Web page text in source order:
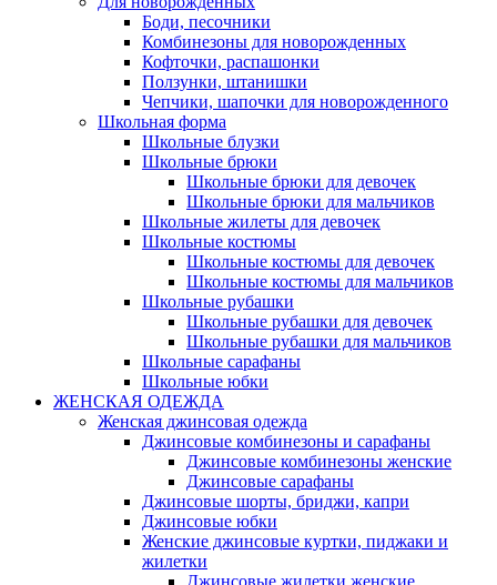
Боди, песочники
Комбинезоны для новорожденных
Кофточки, распашонки
Ползунки, штанишки
Чепчики, шапочки для новорожденного
Школьная форма
Школьные блузки
Школьные брюки
Школьные брюки для девочек
Школьные брюки для мальчиков
Школьные жилеты для девочек
Школьные костюмы
Школьные костюмы для девочек
Школьные костюмы для мальчиков
Школьные рубашки
Школьные рубашки для девочек
Школьные рубашки для мальчиков
Школьные сарафаны
Школьные юбки
ЖЕНСКАЯ ОДЕЖДА
Женская джинсовая одежда
Джинсовые комбинезоны и сарафаны
Джинсовые комбинезоны женские
Джинсовые сарафаны
Джинсовые шорты, бриджи, капри
Джинсовые юбки
Женские джинсовые куртки, пиджаки и
жилетки
Джинсовые жилетки женские